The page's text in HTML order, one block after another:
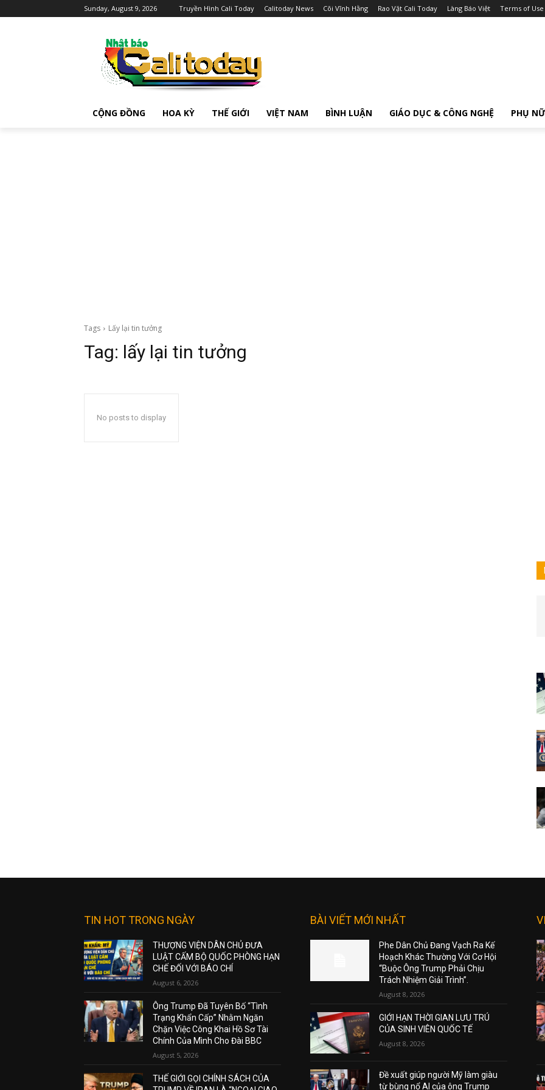
Sunday, August 9, 2026 Truyền Hình Cali Today Calitoday News Cõi Vĩnh Hằng Rao Vặt Cali Today Làng Báo Việt Terms of Use
CỘNG ĐỒNG HOA KỲ THẾ GIỚI VIỆT NAM BÌNH LUẬN GIÁO DỤC & CÔNG NGHỆ PHỤ NỮ
Tags Lấy lại tin tưởng
Tag: lấy lại tin tưởng
No posts to display
TIN HOT TRONG NGÀY
THƯỢNG VIỆN DÂN CHỦ ĐƯA
LUẬT CẤM BỘ QUỐC PHÒNG HẠN
CHẾ ĐỐI VỚI BÁO CHÍ
August 6, 2026
Ông Trump Đã Tuyên Bố “Tình
Trạng Khẩn Cấp” Nhằm Ngăn
Chặn Việc Công Khai Hồ Sơ Tài
Chính Của Mình Cho Đài BBC
August 5, 2026
THẾ GIỚI GỌI CHÍNH SÁCH CỦA
BÀI VIẾT MỚI NHẤT
Phe Dân Chủ Đang Vạch Ra Kế
Hoạch Khác Thường Với Cơ Hội
“Buộc Ông Trump Phải Chịu
Trách Nhiệm Giải Trình”.
August 8, 2026
GIỚI HẠN THỜI GIAN LƯU TRÚ
CỦA SINH VIÊN QUỐC TẾ
August 8, 2026
Đề xuất giúp người Mỹ làm giàu
từ bùng nổ AI của ông Trump